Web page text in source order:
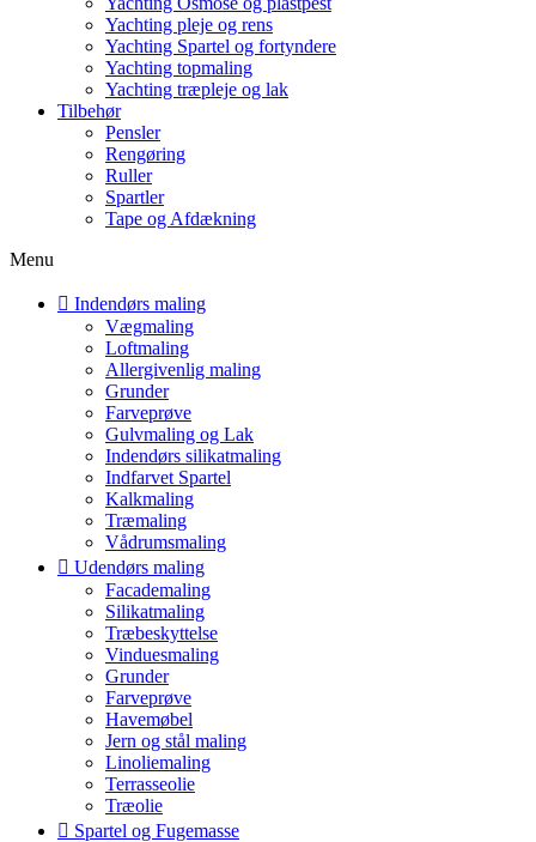
Yachting pleje og rens
Yachting Spartel og fortyndere
Yachting topmaling
Yachting træpleje og lak
Tilbehør
Pensler
Rengøring
Ruller
Spartler
Tape og Afdækning
Menu
Indendørs maling
Vægmaling
Loftmaling
Allergivenlig maling
Grunder
Farveprøve
Gulvmaling og Lak
Indendørs silikatmaling
Indfarvet Spartel
Kalkmaling
Træmaling
Vådrumsmaling
Udendørs maling
Facademaling
Silikatmaling
Træbeskyttelse
Vinduesmaling
Grunder
Farveprøve
Havemøbel
Jern og stål maling
Linoliemaling
Terrasseolie
Træolie
Spartel og Fugemasse